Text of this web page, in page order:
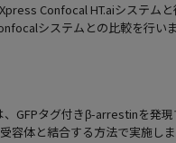
Confocal HT.aiシステム
システムとの比較を行いま
GFPタグ付きβ-arrestinを発
容体と結合する方法で実施し